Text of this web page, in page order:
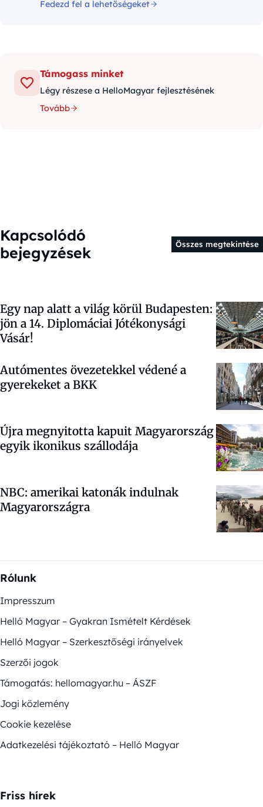
Fedezd fel a lehetőségeket
Támogass minket
Légy részese a HelloMagyar fejlesztésének
Tovább
Kapcsolódó
bejegyzések
Összes megtekintése
Egy nap alatt a világ körül Budapesten:
jön a 14. Diplomáciai Jótékonysági
Vásár!
Autómentes övezetekkel védené a
gyerekeket a BKK
Újra megnyitotta kapuit Magyarország
egyik ikonikus szállodája
NBC: amerikai katonák indulnak
Magyarországra
Rólunk
Impresszum
Helló Magyar – Gyakran Ismételt Kérdések
Helló Magyar – Szerkesztőségi irányelvek
Szerzői jogok
Támogatás: hellomagyar.hu – ÁSZF
Jogi közlemény
Cookie kezelése
Adatkezelési tájékoztató – Helló Magyar
Friss hírek